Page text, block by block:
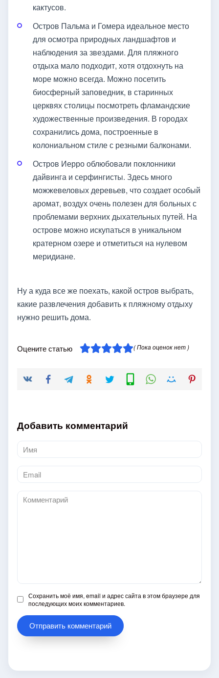
кактусов.
Остров Пальма и Гомера идеальное место
для осмотра природных ландшафтов и
наблюдения за звездами. Для пляжного
отдыха мало подходит, хотя отдохнуть на
море можно всегда. Можно посетить
биосферный заповедник, в старинных
церквях столицы посмотреть фламандские
художественные произведения. В городах
сохранились дома, построенные в
колониальном стиле с резными балконами.
Остров Иерро облюбовали поклонники
дайвинга и серфингисты. Здесь много
можжевеловых деревьев, что создает особый
аромат, воздух очень полезен для больных с
проблемами верхних дыхательных путей. На
острове можно искупаться в уникальном
кратерном озере и отметиться на нулевом
меридиане.
Ну а куда все же поехать, какой остров выбрать,
какие развлечения добавить к пляжному отдыху
нужно решить дома.
Оцените статью ( Пока оценок нет )
Добавить комментарий
Имя
*
Email
*
Комментарий
Сохранить моё имя, email и адрес сайта в этом браузере для
последующих моих комментариев.